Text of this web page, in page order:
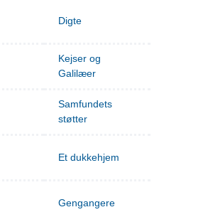
Digte
Kejser og
Galilæer
Samfundets
støtter
Et dukkehjem
Gengangere